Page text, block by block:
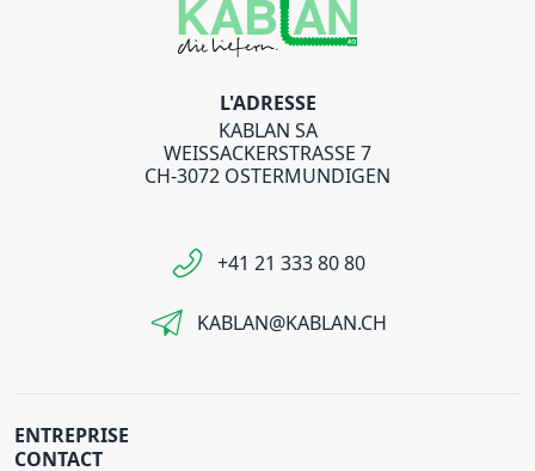
L'ADRESSE
KABLAN SA
WEISSACKERSTRASSE 7
CH-3072 OSTERMUNDIGEN
+41 21 333 80 80
KABLAN@KABLAN.CH
ENTREPRISE
CONTACT